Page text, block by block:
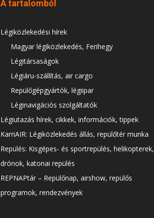
A tartalomból
Légiközlekedési hírek
Magyar légiközlekedés, Ferihegy
Légitársaságok
Légiáru-szállítás, air cargo
Repülőgépgyártók, légiipar
Léginavigációs szolgáltatók
Légiutazás hírek, cikkek, információk, tippek
KarriAIR: Légiközlekedés állás, repülőtér munka
Repülés: Kisgépes- és sportrepülés, helikopterek,
drónok, katonai repülés
REPNAPtár – Repülőnap, airshow, repülős
programok, rendezvények